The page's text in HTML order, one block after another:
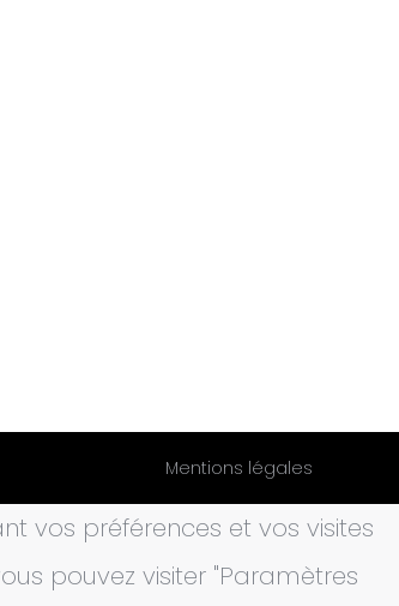
Mentions légales
vos préférences et vos visites
pouvez visiter "Paramètres